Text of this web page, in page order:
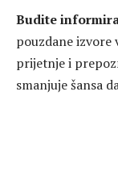
Budite
pouzdane
prijetnje i
smanjuje šansa